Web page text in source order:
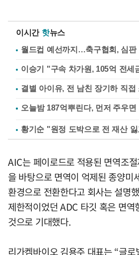
이시간 핫뉴스
월드컵 예선까지…축구협회, 심판
이승기 "구속 차가원, 105억 전세
결별 아이유, 전 남친 장기하 직접
황기순 "원정 도박으로 전 재산
AIC는 페이로드로 적용된 면역조
을 바탕으로 면역이 억제된 종양미
환경으로 전환한다고 회사는 설명
제한적이었던 ADC 타깃 혹은 면역
것으로 기대했다.
리가켐바이오 김용주 대표는 “글